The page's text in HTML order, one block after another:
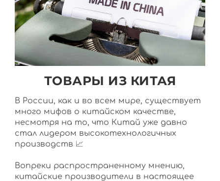
ТОВАРЫ ИЗ КИТАЯ
В России, как и во всем мире, существует
много мифов о китайском качестве,
несмотря на то, что Китай уже давно
стал лидером высокотехнологичных
производств 📈
Вопреки распространенному мнению,
китайские производители в настоящее